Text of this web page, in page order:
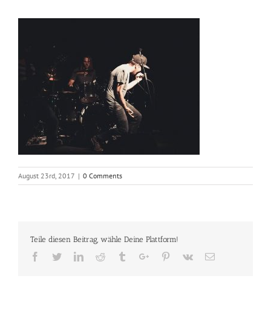
August 23rd, 2017 | 0 Comments
Teile diesen Beitrag, wähle Deine Plattform!
Facebook
TwitterLinkedinReddit TumblrGoogle+Pinterest
Vk Email